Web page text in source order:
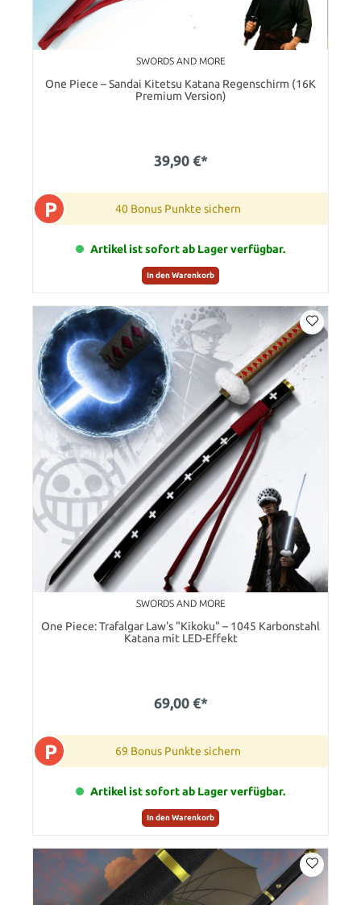
SWORDS AND MORE
One Piece – Sandai Kitetsu Katana Regenschirm (16K
Premium Version)
39,90 €*
P 40 Bonus Punkte sichern
Artikel ist sofort ab Lager verfügbar.
In den Warenkorb
SWORDS AND MORE
One Piece: Trafalgar Law's "Kikoku" – 1045 Karbonstahl
Katana mit LED-Effekt
69,00 €*
P 69 Bonus Punkte sichern
Artikel ist sofort ab Lager verfügbar.
In den Warenkorb